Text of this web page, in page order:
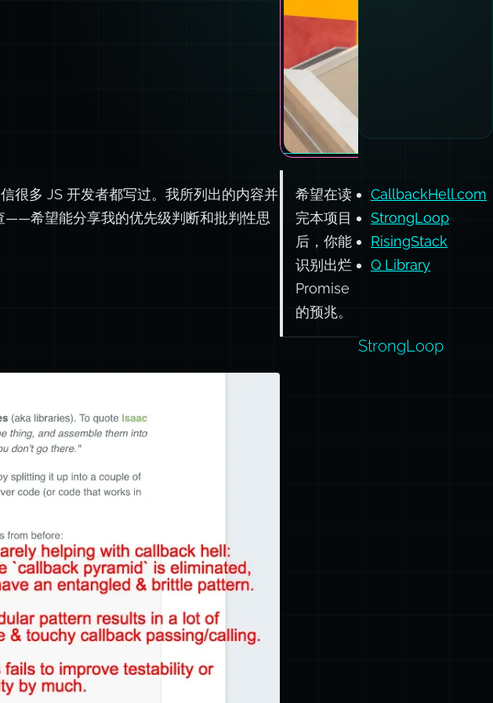
很多 JS 开发者都写过。我所列出的内容并
——希望能分享我的优先级判断和批判性思
希望在读
完本项目
后，你能
识别出烂
Promise
的预兆。
CallbackHell.com
StrongLoop
RisingStack
Q Library
StrongLoop